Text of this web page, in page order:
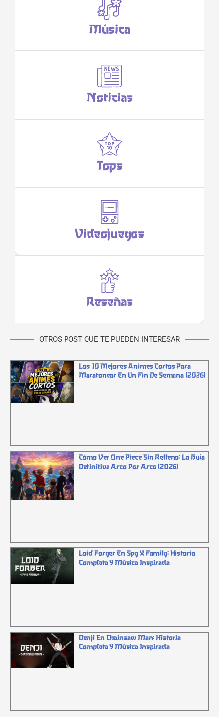
Música
Noticias
Tops
Videojuegos
Reseñas
OTROS POST QUE TE PUEDEN INTERESAR
Los 10 Mejores Animes Cortos Para
Maratonear En Un Fin De Semana (2026)
Cómo Ver One Piece Sin Relleno: La Guía
Definitiva Arco Por Arco (2026)
Loid Forger En Spy X Family: Historia
Completa Y Música Inspirada
Denji En Chainsaw Man: Historia
Completa Y Música Inspirada